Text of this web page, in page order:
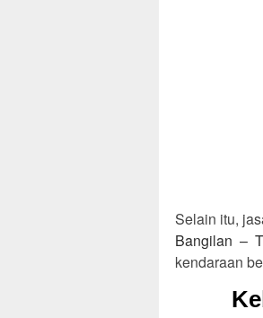
Selain itu,
Bangilan –
kendaraan